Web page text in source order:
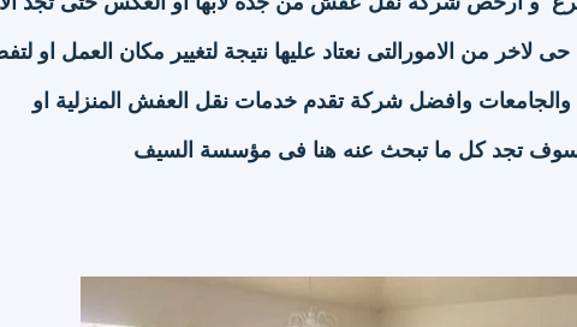
من الامورالتى نعتاد عليها نتيجة لتغيير مكان العمل او
وافضل شركة تقدم خدمات نقل العفش المنزلية او
تجد كل ما تبحث عنه هنا فى مؤسسة السيف